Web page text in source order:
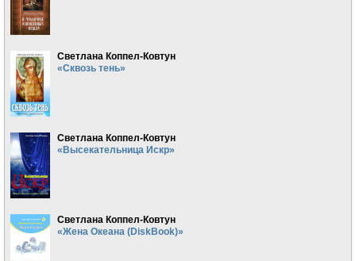
Светлана Коппел-Ковтун
«Сквозь тень»
Светлана Коппел-Ковтун
«Высекательница Искр»
Светлана Коппел-Ковтун
«Жена Океана (DiskBook)»